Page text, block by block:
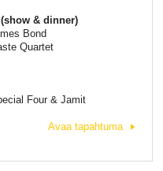
& dinner)
Bond
Quartet
Four & Jamit
Avaa tapahtuma